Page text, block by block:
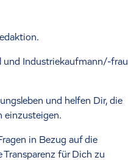
und Industriekaufmann/-frau
und helfen Dir, die
einzusteigen.
in Bezug auf die
für Dich zu